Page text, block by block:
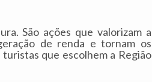
São ações que valorizam a
de renda e tornam os
que escolhem a Região